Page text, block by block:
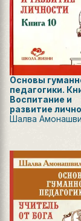
Основы
педагогики.
Воспитание и
развитие
Шалва